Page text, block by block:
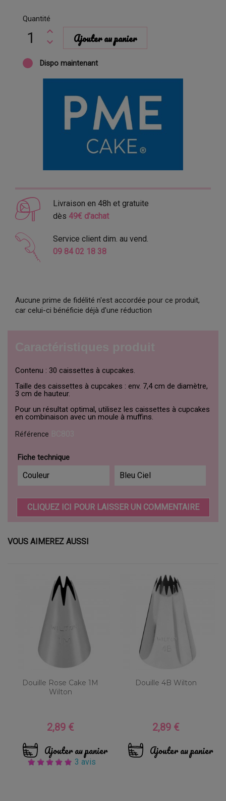
Quantité
Ajouter au panier
Dispo maintenant
Livraison en 48h et gratuite
dès 49€ d'achat
Service client dim. au vend.
09 84 02 18 38
Aucune prime de fidélité n'est accordée pour ce produit,
car celui-ci bénéficie déjà d'une réduction
Contenu : 30 caissettes à cupcakes.
Taille des caissettes à cupcakes : env. 7,4 cm de diamètre,
3 cm de hauteur.
Pour un résultat optimal, utilisez les caissettes à cupcakes
en combinaison avec un moule à muffins.
Référence
Fiche technique
Couleur Bleu Ciel
CLIQUEZ ICI POUR LAISSER UN COMMENTAIRE
VOUS AIMEREZ AUSSI
Douille Rose Cake 1M
Wilton
Prix
2,89 €
Ajouter au panier
3 avis
Douille 4B Wilton
Prix
2,89 €
Ajouter au panier